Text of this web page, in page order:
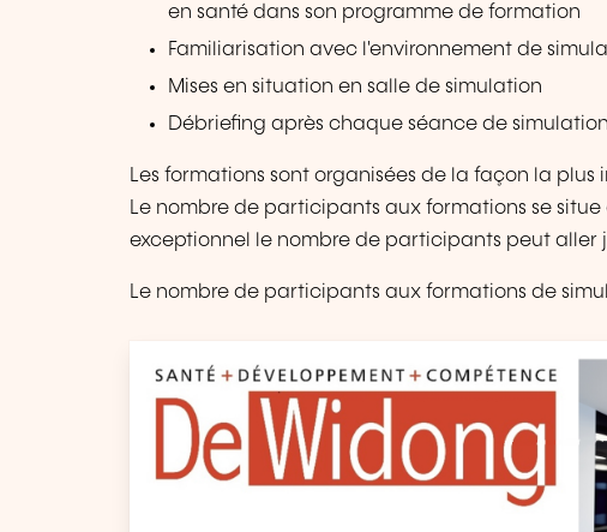
en santé dans son programme de formation
Familiarisation avec l'environnement de
Mises en situation en salle de simulation
Débriefing après chaque séance de simulation
Les formations sont organisées de la façon la plus
Le nombre de participants aux formations se
exceptionnel le nombre de participants peut aller
Le nombre de participants aux formations de